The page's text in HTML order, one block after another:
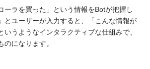
ーラを買った」という情報をBotが把握し
とユーザーが入力すると、「こんな情報が
いうようなインタラクティブな仕組みで、
のになります。